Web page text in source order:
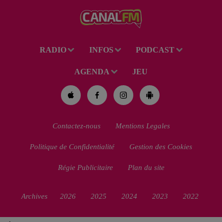
pour homicide...
RADIO INFOS PODCAST
AGENDA JEU
Contactez-nous Mentions Legales
Politique de Confidentialité Gestion des Cookies
Régie Publicitaire Plan du site
Archives 2026 2025 2024 2023 2022